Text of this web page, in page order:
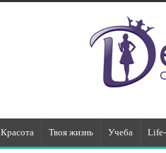
Красота Твоя жизнь Учеба